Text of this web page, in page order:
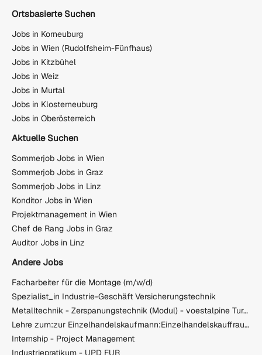
Ortsbasierte Suchen
Jobs in Korneuburg
Jobs in Wien (Rudolfsheim-Fünfhaus)
Jobs in Kitzbühel
Jobs in Weiz
Jobs in Murtal
Jobs in Klosterneuburg
Jobs in Oberösterreich
Aktuelle Suchen
Sommerjob Jobs in Wien
Sommerjob Jobs in Graz
Sommerjob Jobs in Linz
Konditor Jobs in Wien
Projektmanagement in Wien
Chef de Rang Jobs in Graz
Auditor Jobs in Linz
Andere Jobs
Facharbeiter für die Montage (m/w/d)
Spezialist_in Industrie-Geschäft Versicherungstechnik
Metalltechnik - Zerspanungstechnik (Modul) - voestalpine Turnout Technology Zeltweg GmbH
Lehre zum:zur Einzelhandelskaufmann:Einzelhandelskauffrau Schwerpunkt Feinkostfachverkauf
Internship - Project Management
Industriepratikum - UPD FUR